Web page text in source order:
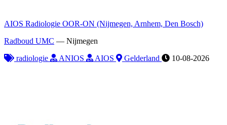
AIOS Radiologie OOR-ON (Nijmegen, Arnhem, Den Bosch)
Radboud UMC — Nijmegen
radiologie
ANIOS AIOS Gelderland 10-08-2026